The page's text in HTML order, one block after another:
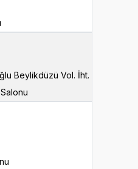
Beylikdüzü Vol. İht.